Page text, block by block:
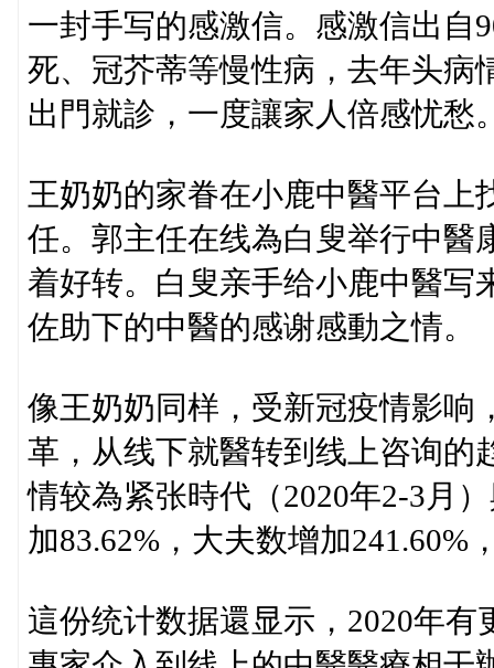
一封手写的感激信。感激信出自
死、冠芥蒂等慢性病，去年头病
出門就診，一度讓家人倍感忧愁
王奶奶的家眷在小鹿中醫平台上
任。郭主任在线為白叟举行中醫
着好转。白叟亲手给小鹿中醫写
佐助下的中醫的感谢感動之情。
像王奶奶同样，受新冠疫情影响
革，从线下就醫转到线上咨询的
情较為紧张時代（2020年2-3月
加83.62%，大夫数增加241.60%
這份统计数据還显示，2020年